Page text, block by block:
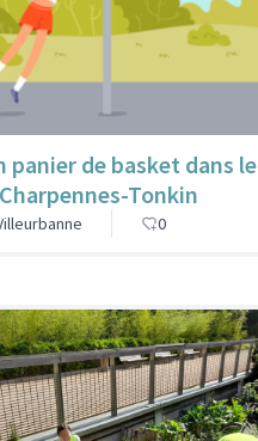
panier de basket dans le
Tonkin
0